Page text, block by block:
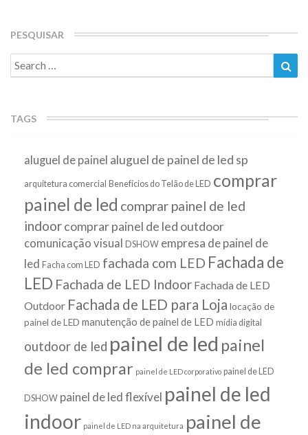
Aprender
PESQUISAR
Search
for:
TAGS
aluguel de painel aluguel de painel de led sp
arquitetura comercial Benefícios do Telão de LED comprar
painel de led comprar painel de led
indoorcomprar painel de led outdoor
comunicação visual DSHOW empresa de painel de
led Facha com LED fachada com LED Fachada de
LED Fachada de LED Indoor Fachada de LED
Outdoor Fachada de LED para Loja locação de
painel de LED manutenção de painel de LED mídia digital
outdoor de led painel de led painel
de led comprar painel de LED corporativo painel de LED
DSHOW painel de led flexível painel de led
indoor painel de LED na arquitetura painel de